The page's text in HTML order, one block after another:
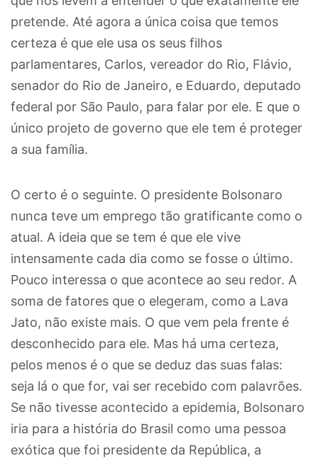
pretende. Até agora a única coisa que temos
certeza é que ele usa os seus filhos
parlamentares, Carlos, vereador do Rio, Flávio,
senador do Rio de Janeiro, e Eduardo, deputado
federal por São Paulo, para falar por ele. E que o
único projeto de governo que ele tem é proteger
a sua família.
O certo é o seguinte. O presidente Bolsonaro
nunca teve um emprego tão gratificante como o
atual. A ideia que se tem é que ele vive
intensamente cada dia como se fosse o último.
Pouco interessa o que acontece ao seu redor. A
soma de fatores que o elegeram, como a Lava
Jato, não existe mais. O que vem pela frente é
desconhecido para ele. Mas há uma certeza,
pelos menos é o que se deduz das suas falas:
seja lá o que for, vai ser recebido com palavrões.
Se não tivesse acontecido a epidemia, Bolsonaro
iria para a história do Brasil como uma pessoa
exótica que foi presidente da República, a